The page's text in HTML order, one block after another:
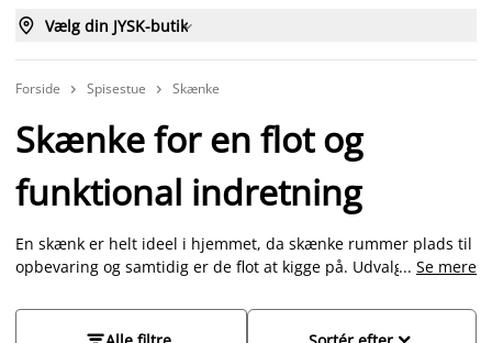
 Vælg din JYSK-butik
Forside  Spisestue  Skænke
Skænke for en flot og
funktional indretning
En skænk er helt ideel i hjemmet, da skænke rummer plads til
opbevaring og samtidig er de flot at kigge på. Udvalget af
med skuffer samt skænke med sokkel eller på ben. Der er med
andre ord masser af flotte og funktionelle skænke at vælge
... Se mere